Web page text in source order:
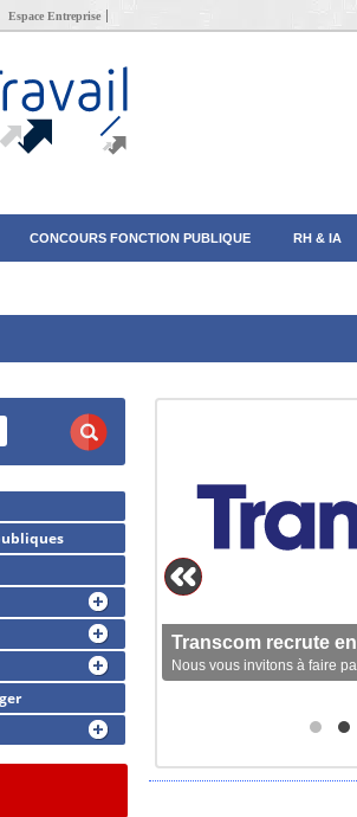
Espace Entreprise
CONCOURS FONCTION PUBLIQUE RH & IA
Transcom recrute
Nous vous invitons à faire